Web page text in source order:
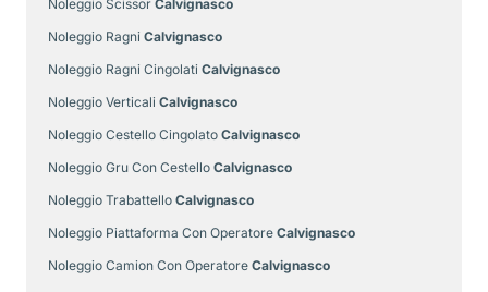
Noleggio Scissor Calvignasco
Noleggio Ragni Calvignasco
Noleggio Ragni Cingolati Calvignasco
Noleggio Verticali Calvignasco
Noleggio Cestello Cingolato Calvignasco
Noleggio Gru Con Cestello Calvignasco
Noleggio Trabattello Calvignasco
Noleggio Piattaforma Con Operatore Calvignasco
Noleggio Camion Con Operatore Calvignasco